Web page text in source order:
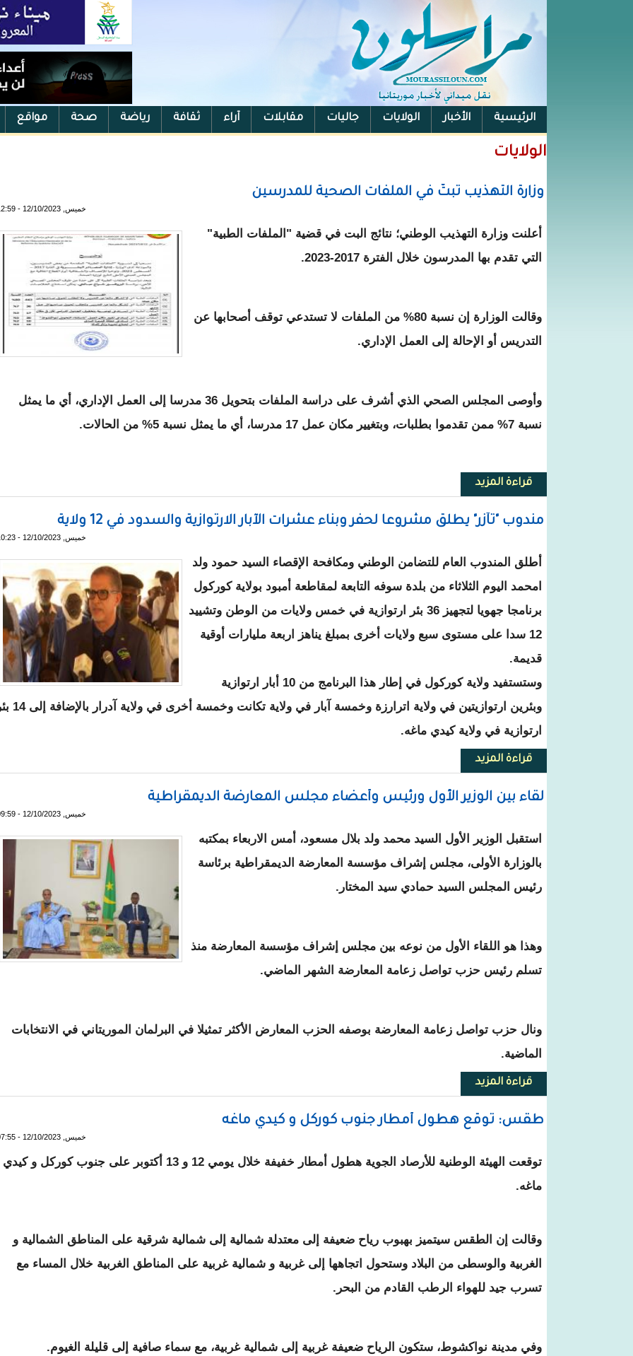
الرئيسية الأخبار الولايات جاليات مقابلات آراء ثقافة رياضة صحة مواقع
الفيس بوك
الولايات
وزارة التهذيب تبتّ في الملفات الصحية للمدرسين
خميس, 12/10/2023 - 12:59
أعلنت وزارة التهذيب الوطني؛ نتائج البت في قضية "الملفات الطبية"
التي تقدم بها المدرسون خلال الفترة 2017-2023.
وقالت الوزارة إن نسبة 80% من الملفات لا تستدعي توقف أصحابها عن
التدريس أو الإحالة إلى العمل الإداري.
وأوصى المجلس الصحي الذي أشرف على دراسة الملفات بتحويل 36 مدرسا إلى العمل الإداري، أي ما يمثل
نسبة 7% ممن تقدموا بطلبات، وبتغيير مكان عمل 17 مدرسا، أي ما يمثل نسبة 5% من الحالات.
قراءة المزيدحول وزارة التهذيب تبتّ في الملفات الصحية للمدرسين
مندوب "تآزر" يطلق مشروعا لحفر وبناء عشرات الآبار الارتوازية والسدود في 12 ولاية
خميس, 12/10/2023 - 10:23
أطلق المندوب العام للتضامن الوطني ومكافحة الإقصاء السيد حمود ولد
امحمد اليوم الثلاثاء من بلدة سوفه التابعة لمقاطعة أمبود بولاية كوركول
برنامجا جهويا لتجهيز 36 بئر ارتوازية في خمس ولايات من الوطن وتشييد
12 سدا على مستوى سبع ولايات أخرى بمبلغ يناهز اربعة مليارات أوقية
قديمة.
وستستفيد ولاية كوركول في إطار هذا البرنامج من 10 أبار ارتوازية
وبئرين ارتوازيتين في ولاية اترارزة وخمسة آبار في ولاية تكانت وخمسة أخرى في ولاية آدرار بالإضافة إلى 14 بئر
ارتوازية في ولاية كيدي ماغه.
قراءة المزيدحول مندوب "تآزر" يطلق مشروعا لحفر وبناء عشرات الآبار الارتوازية والسدود في 12 ولاية
لقاء بين الوزير الأول ورئيس وأعضاء مجلس المعارضة الديمقراطية
خميس, 12/10/2023 - 09:59
استقبل الوزير الأول السيد محمد ولد بلال مسعود، أمس الاربعاء بمكتبه
بالوزارة الأولى، مجلس إشراف مؤسسة المعارضة الديمقراطية برئاسة
رئيس المجلس السيد حمادي سيد المختار.
وهذا هو اللقاء الأول من نوعه بين مجلس إشراف مؤسسة المعارضة منذ
تسلم رئيس حزب تواصل زعامة المعارضة الشهر الماضي.
ونال حزب تواصل زعامة المعارضة بوصفه الحزب المعارض الأكثر تمثيلا في البرلمان الموريتاني في الانتخابات
الماضية.
قراءة المزيدحول لقاء بين الوزير الأول ورئيس وأعضاء مجلس المعارضة الديمقراطية
طقس: توقع هطول أمطار جنوب كوركل و كيدي ماغه
خميس, 12/10/2023 - 07:55
توقعت الهيئة الوطنية للأرصاد الجوية هطول أمطار خفيفة خلال يومي 12 و 13 أكتوبر على جنوب كوركل و كيدي
ماغه.
وقالت إن الطقس سيتميز بهبوب رياح ضعيفة إلى معتدلة شمالية إلى شمالية شرقية على المناطق الشمالية و
الغربية والوسطى من البلاد وستحول اتجاهها إلى غربية و شمالية غربية على المناطق الغربية خلال المساء مع
تسرب جيد للهواء الرطب القادم من البحر.
وفي مدينة نواكشوط، ستكون الرياح ضعيفة غربية إلى شمالية غربية، مع سماء صافية إلى قليلة الغيوم.